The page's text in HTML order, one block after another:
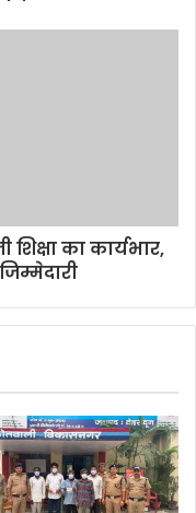
शिक्षा का कार्यभार,